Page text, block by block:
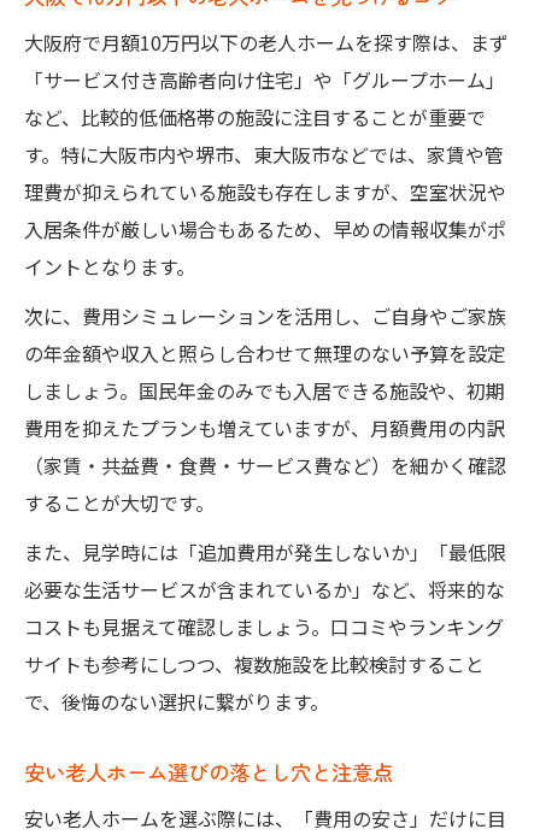
大阪府で月額10万円以下の老人ホームを探す際は、まず
「サービス付き高齢者向け住宅」や「グループホーム」
など、比較的低価格帯の施設に注目することが重要で
す。特に大阪市内や堺市、東大阪市などでは、家賃や管
理費が抑えられている施設も存在しますが、空室状況や
入居条件が厳しい場合もあるため、早めの情報収集がポ
イントとなります。
次に、費用シミュレーションを活用し、ご自身やご家族
の年金額や収入と照らし合わせて無理のない予算を設定
しましょう。国民年金のみでも入居できる施設や、初期
費用を抑えたプランも増えていますが、月額費用の内訳
（家賃・共益費・食費・サービス費など）を細かく確認
することが大切です。
また、見学時には「追加費用が発生しないか」「最低限
必要な生活サービスが含まれているか」など、将来的な
コストも見据えて確認しましょう。口コミやランキング
サイトも参考にしつつ、複数施設を比較検討すること
で、後悔のない選択に繋がります。
安い老人ホーム選びの落とし穴と注意点
安い老人ホームを選ぶ際には、「費用の安さ」だけに目